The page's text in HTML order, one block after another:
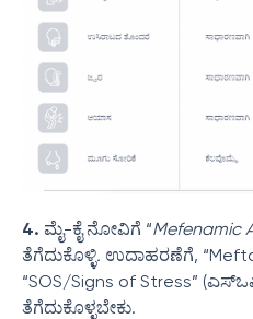
4. ಮೈ-ಕೈ ನೋವಿಗೆ “
ತೆಗೆದುಕೊಳ್ಳಿ. ಉದಾಹರಣೆಗೆ,
“SOS/Signs of Stress”
ತೆಗೆದುಕೊಳ್ಳಬೇಕು.